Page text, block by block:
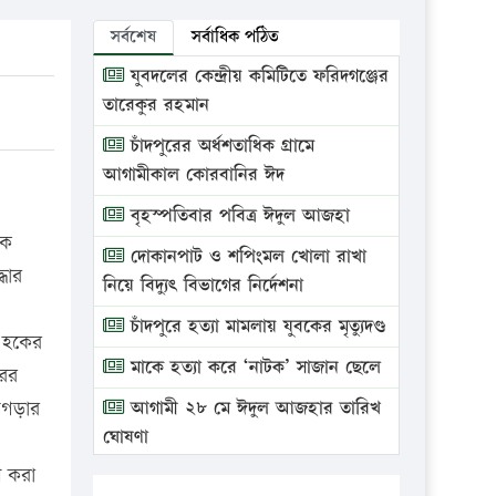
করা
সর্বশেষ সর্বাধিক পঠিত
যুবদলের কেন্দ্রীয় কমিটিতে ফরিদগঞ্জের
তারেকুর রহমান
চাঁদপুরের অর্ধশতাধিক গ্রামে
আগামীকাল কোরবানির ঈদ
বৃহস্পতিবার পবিত্র ঈদুল আজহা
দোকানপাট ও শপিংমল খোলা রাখা
নিয়ে বিদ্যুৎ বিভাগের নির্দেশনা
চাঁদপুরে হত্যা মামলায় যুবকের মৃত্যুদণ্ড
মাকে হত্যা করে ‘নাটক’ সাজান ছেলে
আগামী ২৮ মে ঈদুল আজহার তারিখ
ঘোষণা